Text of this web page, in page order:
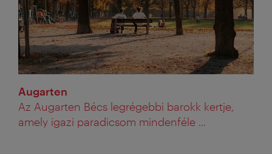
Augarten
Az Augarten Bécs legrégebbi barokk kertje,
amely igazi paradicsom mindenféle ...